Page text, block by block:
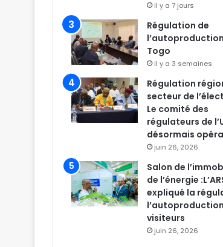
il y a 7 jours
Régulation de
Togo
il y a 3 semaines
Régulation
secteur de
Le comité des
régulateurs de
désormais
juin 26, 2026
Salon de
de l’énergie
expliqué la
visiteurs
juin 26, 2026